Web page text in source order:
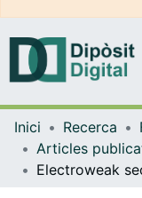
Inici Recerca